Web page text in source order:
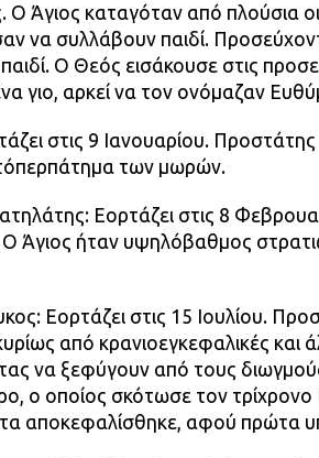
Ο Άγιος καταγόταν από πλούσια
να συλλάβουν παιδί.
Ο Θεός εισάκουσε στις
γιο, αρκεί να τον ονόμαζαν
στις 9 Ιανουαρίου.
των μωρών.
Εορτάζει στις 8
Άγιος ήταν υψηλόβαθμος
Εορτάζει στις 15 Ιουλίου.
από κρανιοεγκεφαλικές και
να ξεφύγουν από τους
ο οποίος σκότωσε τον
αποκεφαλίσθηκε, αφού πρώτα